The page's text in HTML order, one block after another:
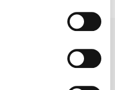
nieuwsbrief